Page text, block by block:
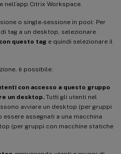
nell’app Citrix Workspace.
o single-sessione in pool: Per
tag a un desktop, selezionare
questo tag e quindi selezionare il
è possibile:
con accesso a questo gruppo
un desktop. Tutti gli utenti nel
avviare un desktop (per gruppi
essere assegnati a una macchina
(per gruppi con macchine statiche